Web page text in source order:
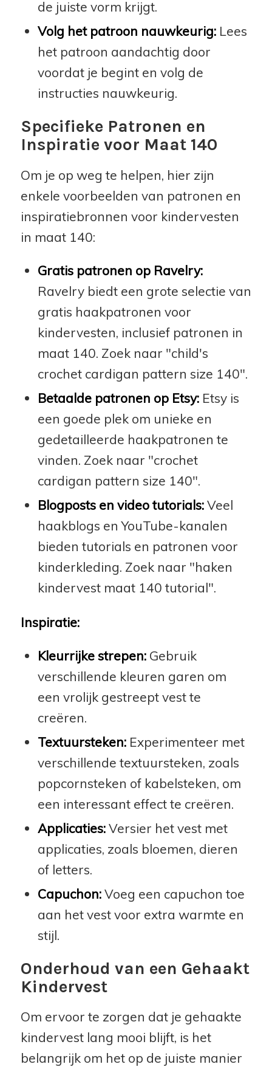
de juiste vorm krijgt.
Volg het patroon nauwkeurig:Lees
het patroon aandachtig door
voordat je begint en volg de
instructies nauwkeurig.
Specifieke Patronen en
Inspiratie voor Maat 140
Om je op weg te helpen, hier zijn
enkele voorbeelden van patronen en
inspiratiebronnen voor kindervesten
in maat 140:
Gratis patronen op Ravelry:
Ravelry biedt een grote selectie van
gratis haakpatronen voor
kindervesten, inclusief patronen in
maat 140. Zoek naar "child's
crochet cardigan pattern size 140".
Betaalde patronen op Etsy:Etsy is
een goede plek om unieke en
gedetailleerde haakpatronen te
vinden. Zoek naar "crochet
cardigan pattern size 140".
Blogposts en video tutorials:Veel
haakblogs en YouTube-kanalen
bieden tutorials en patronen voor
kinderkleding. Zoek naar "haken
kindervest maat 140 tutorial".
Inspiratie:
Kleurrijke strepen:Gebruik
verschillende kleuren garen om
een vrolijk gestreept vest te
creëren.
Textuursteken:Experimenteer met
verschillende textuursteken, zoals
popcornsteken of kabelsteken, om
een interessant effect te creëren.
Applicaties:Versier het vest met
applicaties, zoals bloemen, dieren
of letters.
Capuchon:Voeg een capuchon toe
aan het vest voor extra warmte en
stijl.
Onderhoud van een Gehaakt
Kindervest
Om ervoor te zorgen dat je gehaakte
kindervest lang mooi blijft, is het
belangrijk om het op de juiste manier